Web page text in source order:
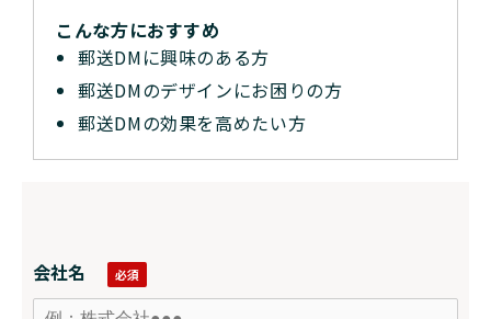
こんな方におすすめ
郵送DMに興味のある方
郵送DMのデザインにお困りの方
郵送DMの効果を高めたい方
会社名